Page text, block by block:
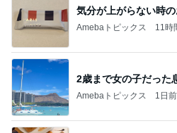
気分が上がらない時
Amebaトピックス 11時
2歳まで女の子だった
Amebaトピックス 1日前